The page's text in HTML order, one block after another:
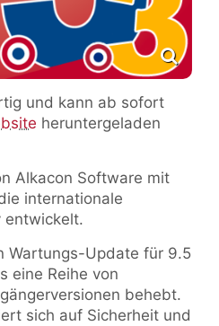
und kann ab sofort
heruntergeladen
Alkacon Software mit
internationale
entwickelt.
Wartungs-Update für 9.5
eine Reihe von
behebt.
sich auf Sicherheit und